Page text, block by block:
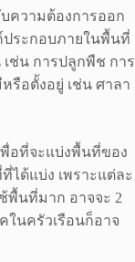
ความต้องการออก
ประกอบภายในพื้นที่
ช่น การปลูกพืช การ
รือตั้งอยู่ เช่น ศาลา
อที่จะแบ่งพื้นที่ของ
ได้แบ่ง เพราะแต่ละ
พื้นที่มาก อาจจะ 2
ในครัวเรือนก็อาจ